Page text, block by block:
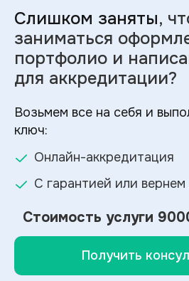
Слишком заняты,
заниматься
портфолио и
для аккредитации?
Возьмем все на себя и
ключ:
Онлайн-аккредитация
С гарантией или вернем
Стоимость услуги
Получить